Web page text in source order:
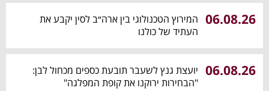
06.08.26 המירוץ הטכנולוגי בין ארה״ב לסין יקבע את
העתיד של כולנו
06.08.26 יועצת גנץ לשעבר תובעת כספים מכחול לבן:
"הבחירות ירוקנו את קופת המפלגה"